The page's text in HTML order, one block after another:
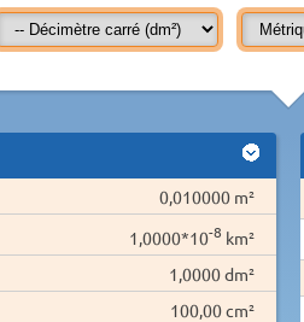
0,010000 m²
1,0000*10-8 km²
1,0000 dm²
100,00 cm²